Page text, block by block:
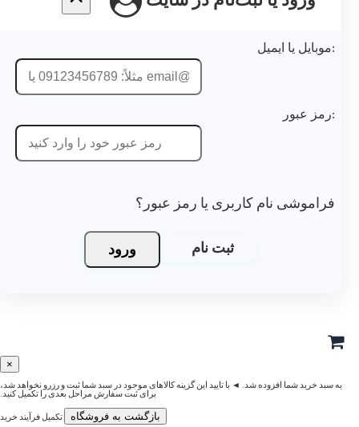
نام کاربری یا رمز عبور؟
شما افزوده شد. ◄ با تایید این گزینه کالاهای موجود در سبد شما ثبت و رزرو نخواهد شد،
برای ثبت سفارش مراحل بعدی را تکمیل کنید.
بازگشت به فروشگاه تکمیل فرآیند خرید